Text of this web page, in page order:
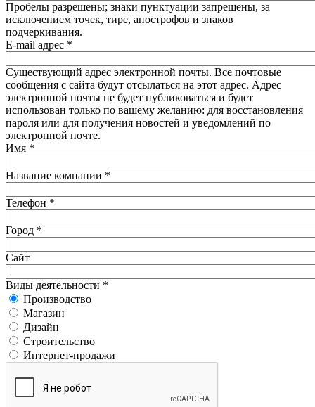
Пробелы разрешены; знаки пунктуации запрещены, за
исключением точек, тире, апострофов и знаков
подчеркивания.
E-mail адрес *
Существующий адрес электронной почты. Все почтовые
сообщения с сайта будут отсылаться на этот адрес. Адрес
электронной почты не будет публиковаться и будет
использован только по вашему желанию: для восстановления
пароля или для получения новостей и уведомлений по
электронной почте.
Имя *
Название компании *
Телефон *
Город *
Сайт
Виды деятельности *
Производство
Магазин
Дизайн
Строительство
Интернет-продажи